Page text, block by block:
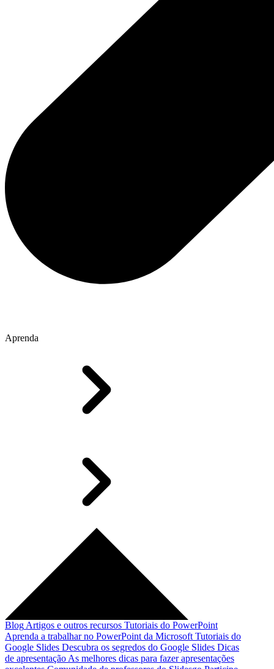
Aprenda
Blog Artigos e outros recursos Tutoriais do PowerPoint
Aprenda a trabalhar no PowerPoint da Microsoft Tutoriais do
Google Slides Descubra os segredos do Google Slides Dicas
de apresentação As melhores dicas para fazer apresentações